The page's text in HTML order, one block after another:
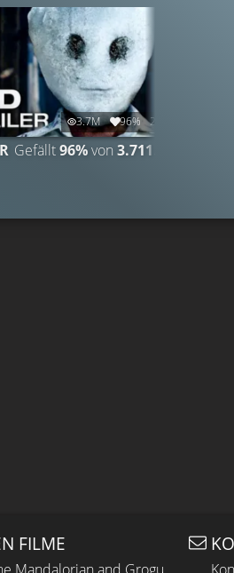
3.7M 96% 2:35
Gefällt96%von 3.711.836
FILME